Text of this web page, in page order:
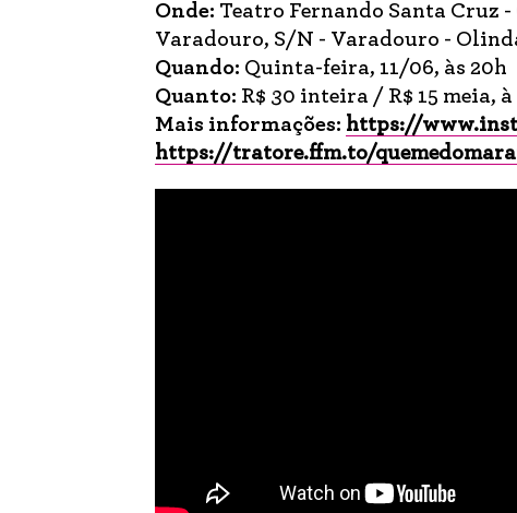
Onde: Teatro Fernando Santa Cruz
Varadouro, S/N - Varadouro -
Quando: Quinta-feira, 11/06, às 20h
Quanto: R$ 30 inteira / R$ 15 meia,
Mais informações: https://
https://tratore.ffm.to/